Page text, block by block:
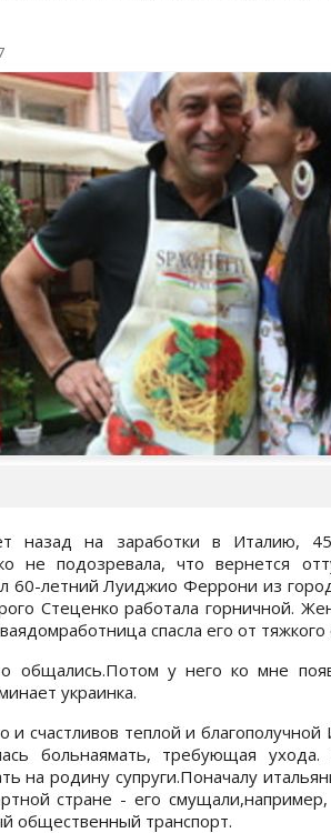
назад на заработки в Италию,
не подозревала, что вернется
60-летний Луиджио Феррони из
Стеценко работала горничной.
спасла его от тяжкого
общались.Потом у него ко мне
украинка.
и счастливов теплой и
больнаямать, требующая
на родину супруги.Поначалу
стране - его
общественный транспорт.